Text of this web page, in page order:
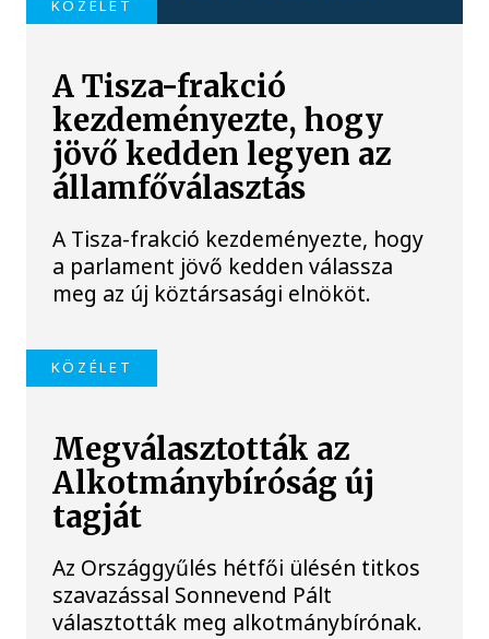
KÖZÉLET
A Tisza-frakció
kezdeményezte, hogy
jövő kedden legyen az
államfőválasztás
A Tisza-frakció kezdeményezte, hogy
a parlament jövő kedden válassza
meg az új köztársasági elnököt.
KÖZÉLET
Megválasztották az
Alkotmánybíróság új
tagját
Az Országgyűlés hétfői ülésén titkos
szavazással Sonnevend Pált
választották meg alkotmánybírónak.